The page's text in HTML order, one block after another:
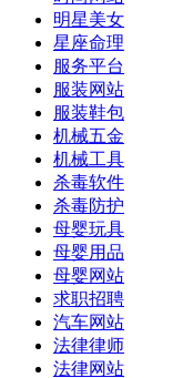
明星美女
星座命理
服务平台
服装网站
服装鞋包
机械五金
机械工具
杀毒软件
杀毒防护
母婴玩具
母婴用品
母婴网站
求职招聘
汽车网站
法律律师
法律网站